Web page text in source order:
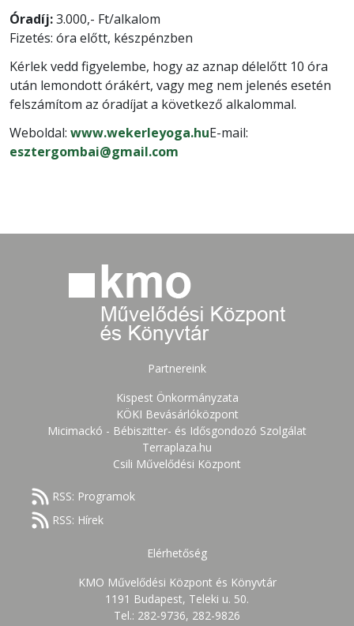
Óradíj:3.000,- Ft/alkalom
Fizetés: óra előtt, készpénzben
Kérlek vedd figyelembe, hogy az aznap délelőtt 10 óra
után lemondott órákért, vagy meg nem jelenés esetén
felszámítom az óradíjat a következő alkalommal.
Weboldal: www.wekerleyoga.huE-mail:
esztergombai@gmail.com
Partnereink
Kispest Önkormányzata
KÖKI Bevásárlóközpont
Micimackó - Bébiszitter- és Idősgondozó Szolgálat
Terraplaza.hu
Csili Művelődési Központ
RSS: Programok
RSS: Hírek
Elérhetőség
KMO Művelődési Központ és Könyvtár
1191 Budapest, Teleki u. 50.
Tel.: 282-9736, 282-9826